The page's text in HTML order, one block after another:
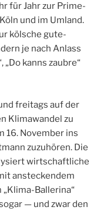
für Jahr zur Prime-
und im Umland.
kölsche gute-
je nach Anlass
kanns zaubre“
freitags auf der
Klimawandel zu
16. November ins
zuzuhören. Die
wirtschaftliche
ansteckendem
Ballerina“
— und zwar den